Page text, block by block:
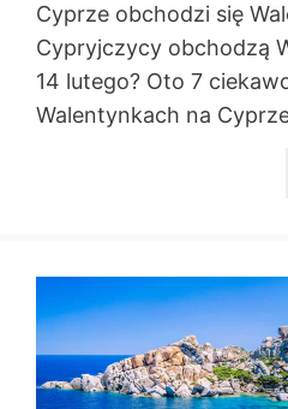
Cyprze obchodzi się
Cypryjczycy obchodzą
14 lutego? Oto 7
Walentynkach na